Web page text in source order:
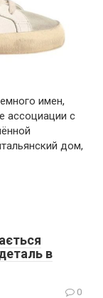
имен,
ассоциации с
дом,
в
0